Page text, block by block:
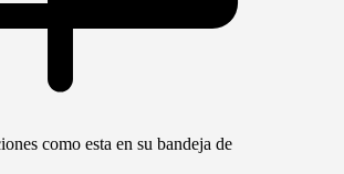
como esta en su bandeja de